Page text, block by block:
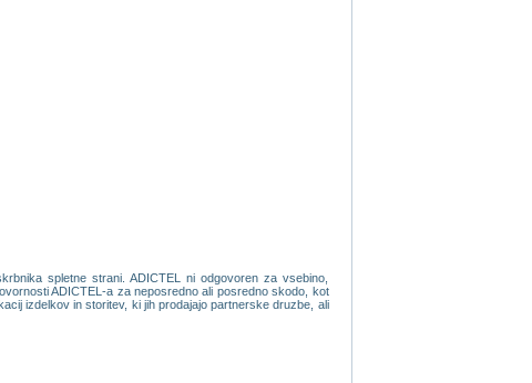
spletne strani. ADICTEL ni odgovoren za vsebino,
ADICTEL-a za neposredno ali posredno skodo, kot
izdelkov in storitev, ki jih prodajajo partnerske druzbe, ali